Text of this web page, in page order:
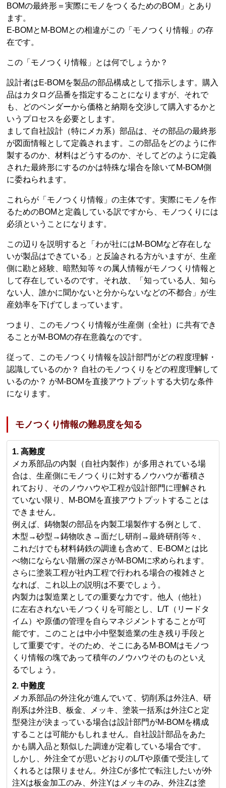
BOMの最終形＝実際にモノをつくるためのBOM」とあり
ます。
E-BOMとM-BOMとの相違がこの「モノつくり情報」の存
在です。
この「モノつくり情報」とは何でしょうか？
設計者はE-BOMを製品の部品構成として指示します。購入
品はカタログ品番を指定することになりますが、それで
も、どのベンダーから価格と納期を交渉して購入するかと
いうプロセスを必要とします。
まして自社設計（特にメカ系）部品は、その部品の最終形
が図面情報として定義されます。この部品をどのように作
製するのか、材料はどうするのか、そしてどのように定義
された最終形にするのかは特殊な場合を除いてM-BOM側
に委ねられます。
これらが「モノつくり情報」の主体です。実際にモノを作
るためのBOMと定義している訳ですから、モノつくりには
必須ということになります。
この辺りを説明すると「わが社にはM-BOMなど存在しな
いが製品はできている」と反論される方がいますが、生産
側に勘と経験、暗黙知等々の属人情報がモノつくり情報と
して存在しているのです。それ故、「知っている人、知ら
ない人、誰かに聞かないと分からないなどの不都合」が生
産効率を下げてしまっています。
つまり、このモノつくり情報が生産側（全社）に共有でき
ることがM-BOMの存在意義なのです。
従って、このモノつくり情報を設計部門がどの程度理解・
認識しているのか？ 自社のモノつくりをどの程度理解して
いるのか？ がM-BOMを直接アウトプットする大切な条件
になります。
モノつくり情報の難易度を知る
1. 高難度
メカ系部品の内製（自社内製作）が多用されている場
合は、生産側にモノつくりに対するノウハウが蓄積さ
れており、そのノウハウや工程が設計部門に理解され
ていない限り、M-BOMを直接アウトプットすることは
できません。
例えば、鋳物製の部品を内製工場製作する例として、
木型→砂型→鋳物吹き→面だし研削→最終研削等々、
これだけでも材料鋳鉄の調達も含めて、E-BOMとは比
べ物にならない階層の深さがM-BOMに求められます。
さらに塗装工程が社内工程で行われる場合の複雑さと
なれば、これ以上の説明は不要でしょう。
内製力は製造業としての重要な力です。他人（他社）
に左右されないモノつくりを可能とし、L/T（リードタ
イム）や原価の管理を自らマネジメントすることが可
能です。このことは中小中堅製造業の生き残り手段と
して重要です。そのため、そこにあるM-BOMはモノつ
くり情報の塊であって積年のノウハウそのものといえ
るでしょう。
2. 中難度
メカ系部品の外注化が進んでいて、切削系は外注A、研
削系は外注B、板金、メッキ、塗装一括系は外注Cと定
型発注が決まっている場合は設計部門がM-BOMを構成
することは可能かもしれません。自社設計部品をあた
かも購入品と類似した調達が定着している場合です。
しかし、外注全てが思いどおりのL/Tや原価で受注して
くれるとは限りません。外注Cが多忙で転注したいが外
注Xは板金加工のみ、外注Yはメッキのみ、外注Zは塗